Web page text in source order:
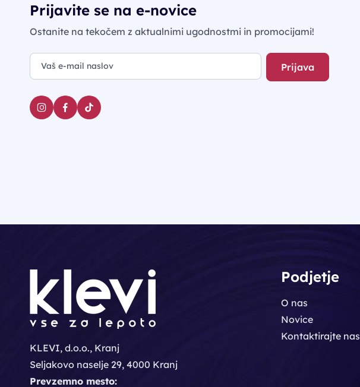
Prijavite se na e-novice
Ostanite na tekočem z aktualnimi ugodnostmi in promocijami!
Prijava
KLEVI, d.o.o., Kranj
Seljakovo naselje 29, 4000 Kranj
Prevzemno mesto:
Podjetje
O nas
Novice
Kontaktirajte nas